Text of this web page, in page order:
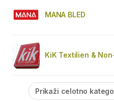
MANA BLED
KiK Textilien &
Prikaži celotno